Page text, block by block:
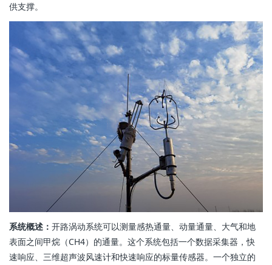
供支撑。
系统概述： 开路涡动系统可以测量感热通量、动量通量、大气和地
表面之间甲烷（CH4）的通量。这个系统包括一个数据采集器，快
速响应、三维超声波风速计和快速响应的标量传感器。一个独立的